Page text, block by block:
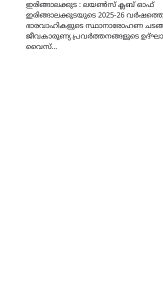
ഇരിങ്ങാലക്കുട : ലയൺസ് ക്ലബ് ഓഫ്
ഇരിങ്ങാലക്കുടയുടെ 2025-26
ഭാരവാഹികളുടെ സ്ഥാനാരോഹണ
ജീവകാരുണ്യ പ്രവർത്തനങ്ങളുടെ
വൈസ്…